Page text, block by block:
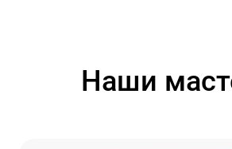
Наши